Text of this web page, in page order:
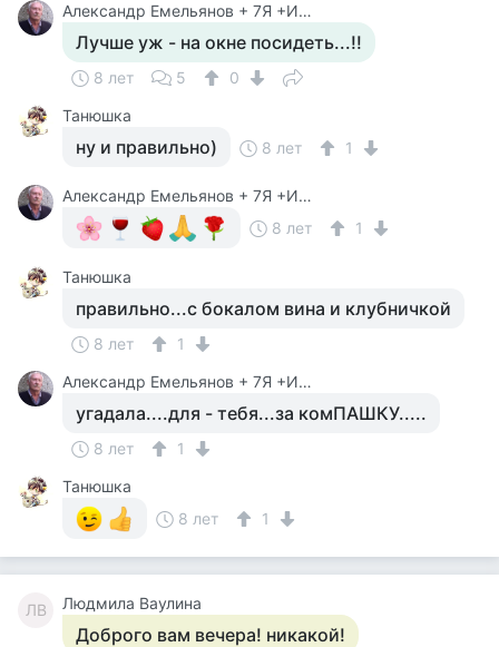
Александр Емельянов + 7Я +Инструктор Туризма
Лучше уж - на окне посидеть...!!
8 лет 5
0
Танюшка
ну и правильно) 8 лет 1
Александр Емельянов + 7Я +Инструктор Туризма
8 лет
1
Танюшка
правильно...с бокалом вина и клубничкой
8 лет
1
Александр Емельянов + 7Я +Инструктор Туризма
угадала....для - тебя...за комПАШКУ.....
8 лет
1
Танюшка
8 лет
1
ЛВ Людмила Ваулина
Доброго вам вечера! никакой!